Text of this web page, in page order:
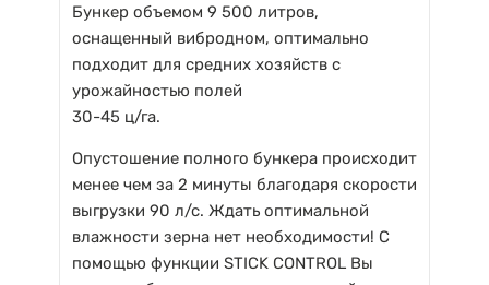
Бункер объемом 9 500 литров,
оснащенный вибродном, оптимально
подходит для средних хозяйств с
урожайностью полей
30-45 ц/га.
Опустошение полного бункера происходит
менее чем за 2 минуты благодаря скорости
выгрузки 90 л/с. Ждать оптимальной
влажности зерна нет необходимости! С
помощью функции STICK CONTROL Вы